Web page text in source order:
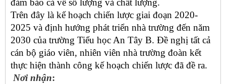
đảm bảo cả về số lượng và chất lượng.
Trên đây là kế hoạch chiến lược giai đoạn 2020-
2025 và định hướng phát triển nhà trường đến năm
2030 của trường Tiểu học An Tây B. Đề nghị tất cả
cán bộ giáo viên, nhiên viên nhà trường đoàn kết
thực hiện thành công kế hoạch chiến lược đã đề ra.
Nơi nhận: